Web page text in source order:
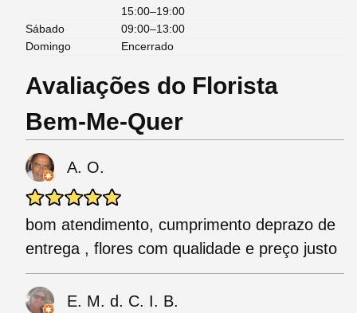
15:00–19:00
Sábado
09:00–13:00
Domingo
Encerrado
Avaliações do Florista
Bem-Me-Quer
A. O.
bom atendimento, cumprimento deprazo de
entrega , flores com qualidade e preço justo
E. M. d. C. I. B.